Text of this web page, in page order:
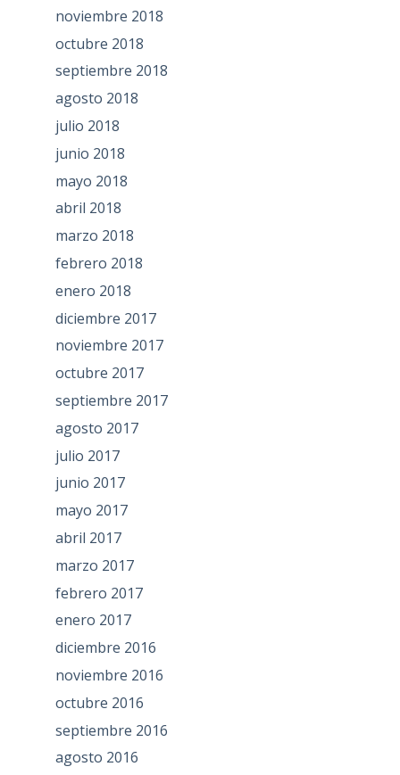
noviembre 2018
octubre 2018
septiembre 2018
agosto 2018
julio 2018
junio 2018
mayo 2018
abril 2018
marzo 2018
febrero 2018
enero 2018
diciembre 2017
noviembre 2017
octubre 2017
septiembre 2017
agosto 2017
julio 2017
junio 2017
mayo 2017
abril 2017
marzo 2017
febrero 2017
enero 2017
diciembre 2016
noviembre 2016
octubre 2016
septiembre 2016
agosto 2016